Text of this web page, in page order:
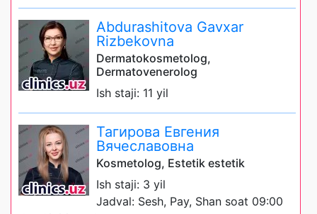
Abdurashitova Gavxar
Rizbekovna
Dermatokosmetolog,
Dermatovenerolog
Ish staji: 11 yil
Тагирова Евгения
Вячеславовна
Kosmetolog, Estetik estetik
Ish staji: 3 yil
Jadval: Sesh, Pay, Shan soat 09:00